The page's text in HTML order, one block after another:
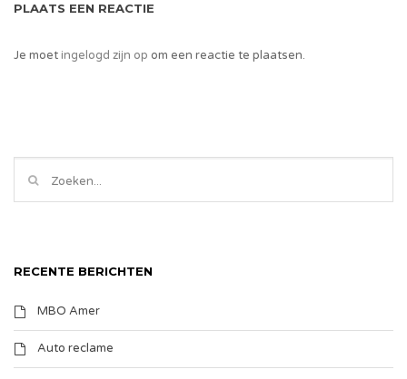
PLAATS EEN REACTIE
Je moetingelogd zijn op om een reactie te plaatsen.
RECENTE BERICHTEN
MBO Amer
Auto reclame